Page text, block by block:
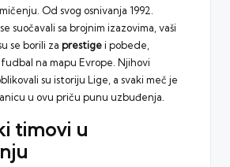
Od svog osnivanja 1992.
suočavali sa brojnim izazovima, vaši
se borili za prestigei pobede,
na mapu Evrope. Njihovi
su istoriju Lige, a svaki meč je
u ovu priču punu uzbuđenja.
timovi u